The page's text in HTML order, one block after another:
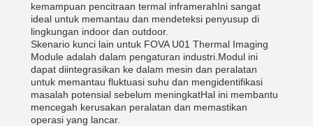
kemampuan pencitraan termal inframerahIni sangat
ideal untuk memantau dan mendeteksi penyusup di
lingkungan indoor dan outdoor.
Skenario kunci lain untuk FOVA U01 Thermal Imaging
Module adalah dalam pengaturan industri.Modul ini
dapat diintegrasikan ke dalam mesin dan peralatan
untuk memantau fluktuasi suhu dan mengidentifikasi
masalah potensial sebelum meningkatHal ini membantu
mencegah kerusakan peralatan dan memastikan
operasi yang lancar.